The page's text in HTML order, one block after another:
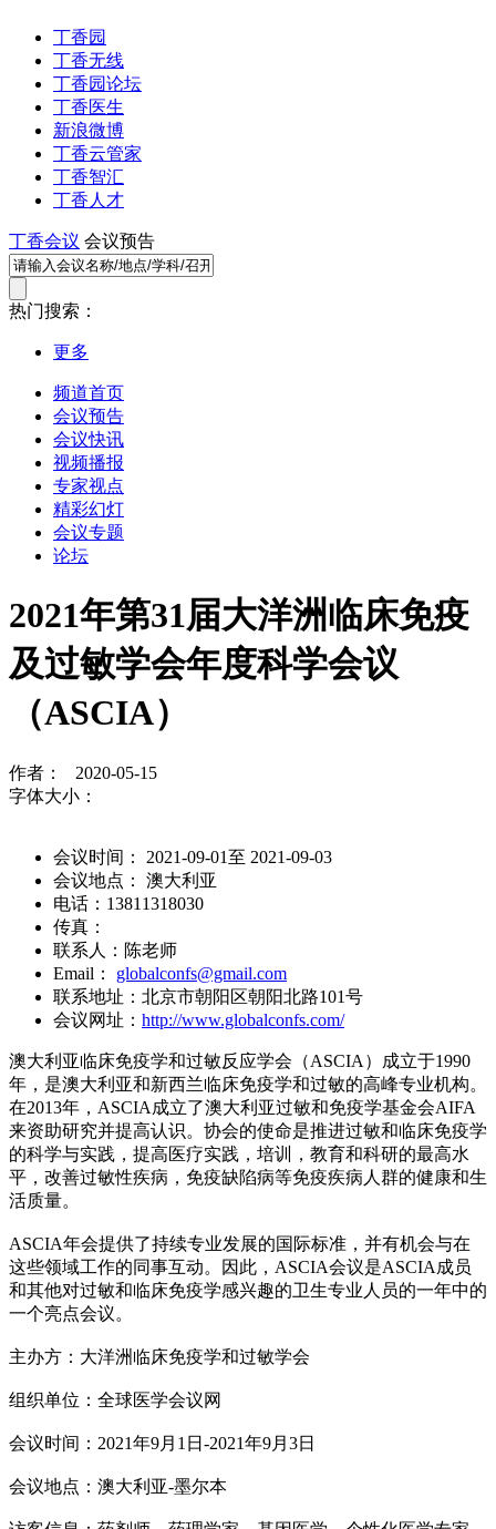
丁香园
丁香无线
丁香园论坛
丁香医生
新浪微博
丁香云管家
丁香智汇
丁香人才
丁香会议 会议预告
热门搜索：
更多
频道首页
会议预告
会议快讯
视频播报
专家视点
精彩幻灯
会议专题
论坛
2021年第31届大洋洲临床免疫
及过敏学会年度科学会议
（ASCIA）
作者： 2020-05-15
字体大小：
会议时间： 2021-09-01至 2021-09-03
会议地点： 澳大利亚
电话：13811318030
传真：
联系人：陈老师
Email： globalconfs@gmail.com
联系地址：北京市朝阳区朝阳北路101号
会议网址： http://www.globalconfs.com/
澳大利亚临床免疫学和过敏反应学会（ASCIA）成立于1990
年，是澳大利亚和新西兰临床免疫学和过敏的高峰专业机构。
在2013年，ASCIA成立了澳大利亚过敏和免疫学基金会AIFA
来资助研究并提高认识。协会的使命是推进过敏和临床免疫学
的科学与实践，提高医疗实践，培训，教育和科研的最高水
平，改善过敏性疾病，免疫缺陷病等免疫疾病人群的健康和生
活质量。
ASCIA年会提供了持续专业发展的国际标准，并有机会与在
这些领域工作的同事互动。因此，ASCIA会议是ASCIA成员
和其他对过敏和临床免疫学感兴趣的卫生专业人员的一年中的
一个亮点会议。
主办方：大洋洲临床免疫学和过敏学会
组织单位：全球医学会议网
会议时间：2021年9月1日-2021年9月3日
会议地点：澳大利亚-墨尔本